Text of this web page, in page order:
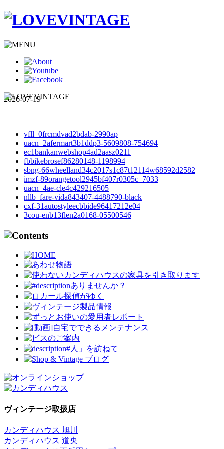
2026-07-19
vfll_0frcmdvad2bdab-2990ap
uacn_2afermart3b1ddp3-5609808-754694
ec1bankanwebshop4ad2aasz0211
fbbikebrosef86280148-1198994
sbng-66wheelland34c2017s1c87t12114w68592d2582
imzf-89orangetool2945bf407r0305c_7033
uacn_4ae-cle4c429216505
nllb_fare-vida843407-4488790-black
cxf-31autostyleecbbide96417212e04
3cou-enb13flen2a0168-05500546
ヴィンテージ取扱店
カンディハウス 旭川
カンディハウス 道央